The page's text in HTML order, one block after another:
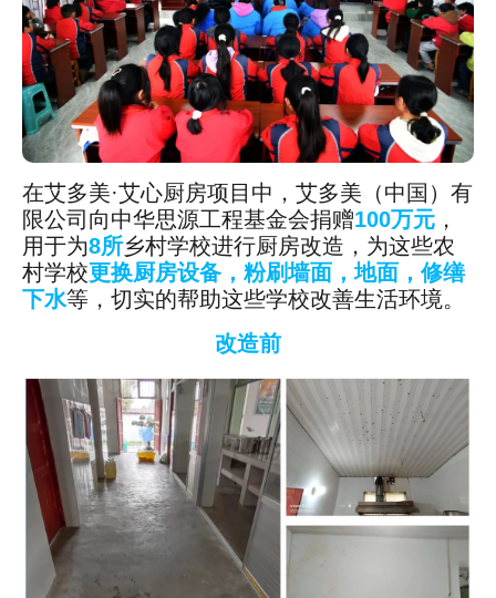
在艾多美·艾心厨房项目中，艾多美（中国）有
限公司向中华思源工程基金会捐赠100万元 ，
用于为8所乡村学校进行厨房改造，为这些农
村学校更换厨房设备，粉刷墙面，地面，修缮
下水等，切实的帮助这些学校改善生活环境。
改造前